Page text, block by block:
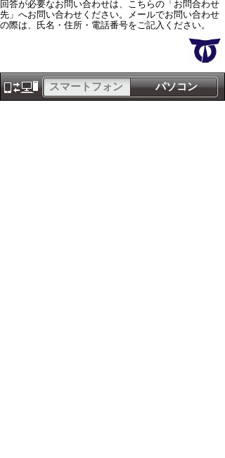
回答が必要なお問い合わせは、こちらの「お問合わせ
先」へお問い合わせください。メールでお問い合わせ
の際は、氏名・住所・電話番号をご記入ください。
パソコン
スマートフォン